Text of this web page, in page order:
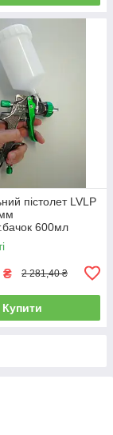
пістолет LVLP
600мл
1.4
₴ 2 281,40 ₴
Купити